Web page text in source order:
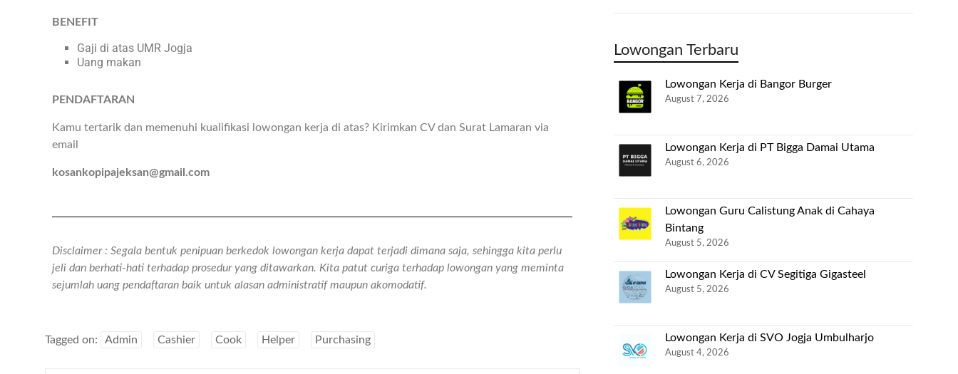
BENEFIT
Gaji di atas UMR Jogja
Uang makan
PENDAFTARAN
Kamu tertarik dan memenuhi kualifikasi lowongan kerja di atas? Kirimkan CV dan Surat Lamaran via
email
kosankopipajeksan@gmail.com
Disclaimer : Segala bentuk penipuan berkedok lowongan kerja dapat terjadi dimana saja, sehingga kita perlu
jeli dan berhati-hati terhadap prosedur yang ditawarkan. Kita patut curiga terhadap lowongan yang meminta
sejumlah uang pendaftaran baik untuk alasan administratif maupun akomodatif.
Tagged on: Admin Cashier Cook Helper Purchasing
Lowongan Terbaru
Lowongan Kerja di Bangor Burger
August 7, 2026
Lowongan Kerja di PT Bigga Damai Utama
August 6, 2026
Lowongan Guru Calistung Anak di Cahaya
Bintang
August 5, 2026
Lowongan Kerja di CV Segitiga Gigasteel
August 5, 2026
Lowongan Kerja di SVO Jogja Umbulharjo
August 4, 2026